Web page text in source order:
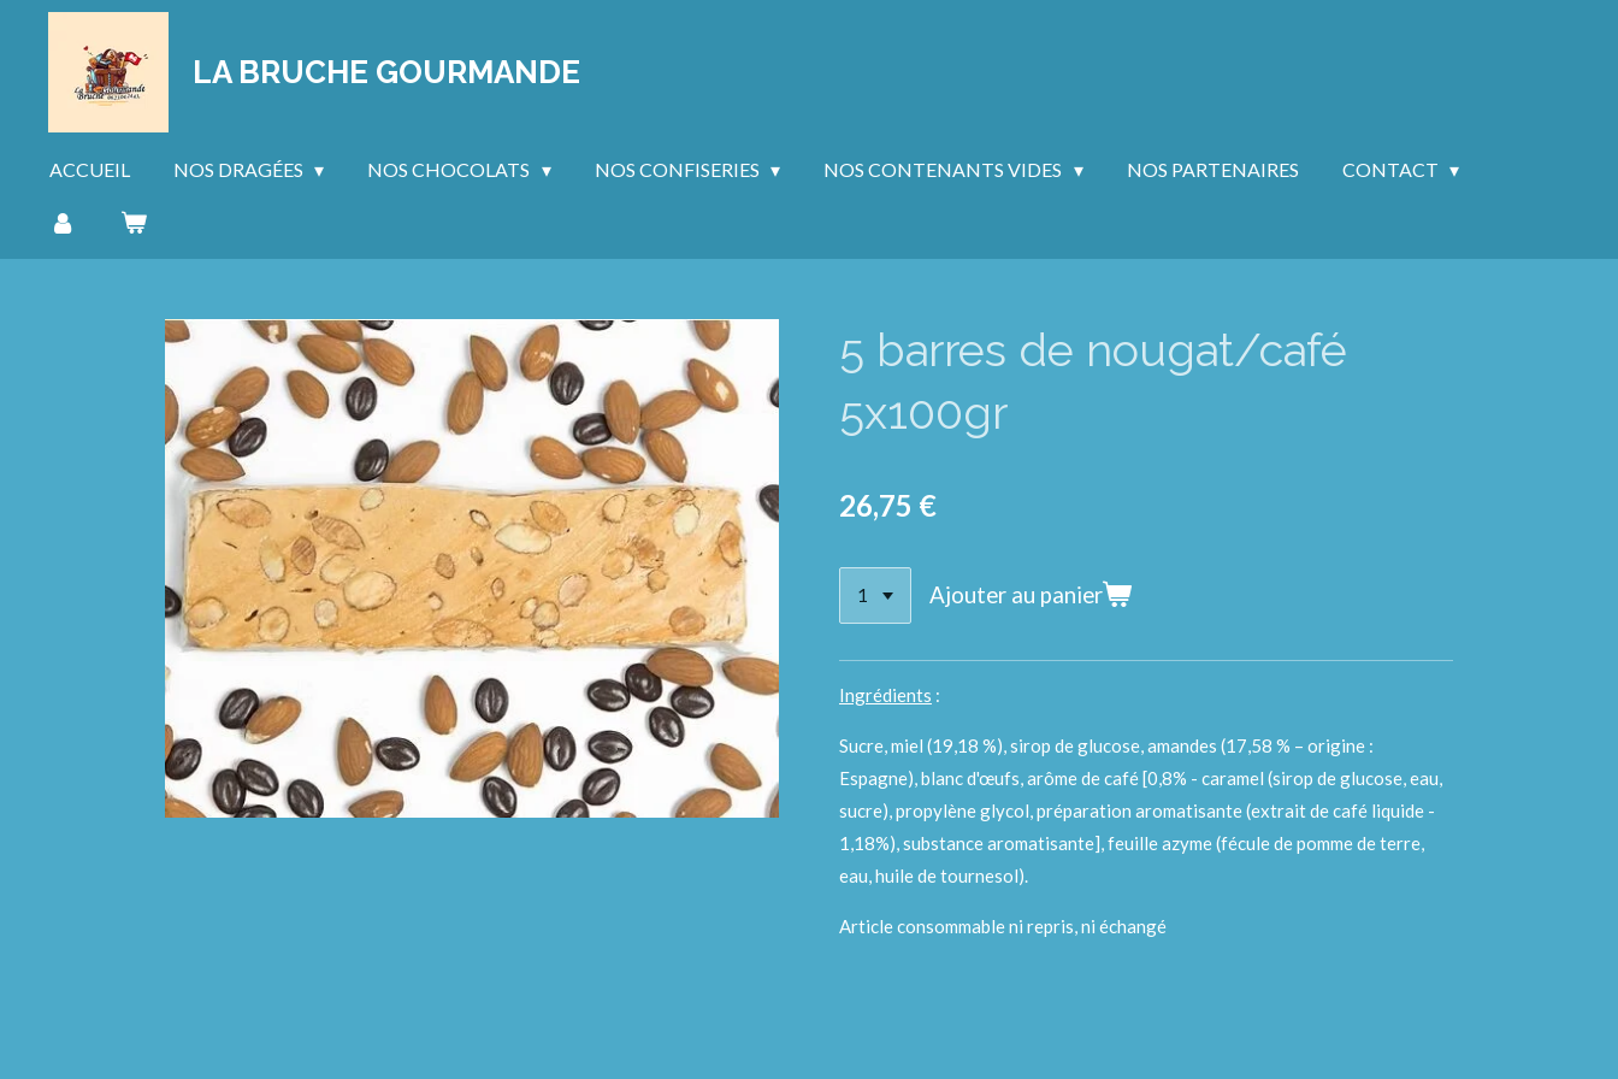
contenu
LA BRUCHE GOURMANDE
ACCUEIL NOS DRAGÉES NOS CHOCOLATS NOS CONFISERIES NOS CONTENANTS VIDES NOS PARTENAIRES CONTACT
5 barres de nougat/café
5x100gr
26,75 €
Ajouter au panier
Ingrédients :
Sucre, miel (19,18 %), sirop de glucose, amandes (17,58 % – origine :
Espagne), blanc d'œufs, arôme de café [0,8% - caramel (sirop de glucose, eau,
sucre), propylène glycol, préparation aromatisante (extrait de café liquide -
1,18%), substance aromatisante], feuille azyme (fécule de pomme de terre,
eau, huile de tournesol).
Article consommable ni repris, ni échangé